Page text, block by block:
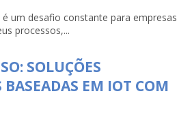
um desafio constante para empresas
processos,...
SOLUÇÕES
BASEADAS EM IOT COM